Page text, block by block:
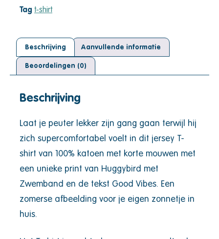
Tag t-shirt
Beschrijving Aanvullende informatie
Beoordelingen (0)
Beschrijving
Laat je peuter lekker zijn gang gaan terwijl hij
zich supercomfortabel voelt in dit jersey T-
shirt van 100% katoen met korte mouwen met
een unieke print van Huggybird met
Zwemband en de tekst Good Vibes. Een
zomerse afbeelding voor je eigen zonnetje in
huis.